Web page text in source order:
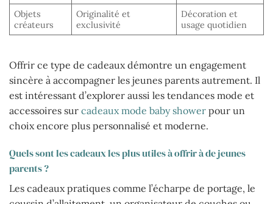
Objets
créateurs
Originalité et
exclusivité
Décoration et
usage quotidien
Offrir ce type de cadeaux démontre un engagement
sincère à accompagner les jeunes parents autrement. Il
est intéressant d’explorer aussi les tendances mode et
accessoires sur cadeaux mode baby shower pour un
choix encore plus personnalisé et moderne.
Quels sont les cadeaux les plus utiles à offrir à de jeunes
parents ?
Les cadeaux pratiques comme l’écharpe de portage, le